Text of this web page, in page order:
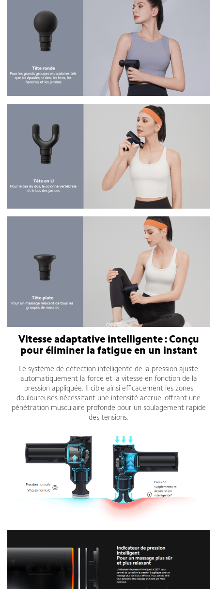
Vitesse adaptative intelligente : Conçu
pour éliminer la fatigue en un instant
Le système de détection intelligente de la pression ajuste
automatiquement la force et la vitesse en fonction de la
pression appliquée. Il cible ainsi efficacement les zones
douloureuses nécessitant une intensité accrue, offrant une
pénétration musculaire profonde pour un soulagement rapide
des tensions.